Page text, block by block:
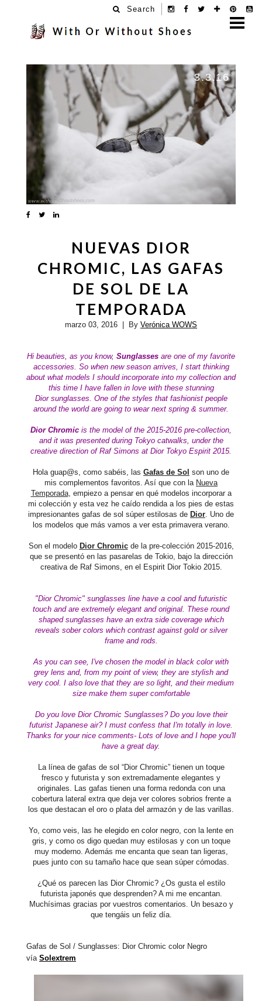
Search
3.3.16
NUEVAS DIOR
CHROMIC, LAS GAFAS
DE SOL DE LA
TEMPORADA
marzo 03, 2016 | By Verónica WOWS
Hi beauties, as you know, Sunglasses are one of my favorite
accessories. So when new season arrives, I start thinking
about what models I should incorporate into my collection and
this time I have fallen in love with these stunning
Dior sunglasses. One of the styles that fashionist people
around the world are going to wear next spring & summer.
Dior Chromic is the model of the 2015-2016 pre-collection,
and it was presented during Tokyo catwalks, under the
creative direction of Raf Simons at Dior Tokyo Espirit 2015.
Hola guap@s, como sabéis, las Gafas de Sol son uno de
mis complementos favoritos. Así que con la Nueva
Temporada, empiezo a pensar en qué modelos incorporar a
mi colección y esta vez he caído rendida a los pies de estas
impresionantes gafas de sol súper estilosas de Dior . Uno de
los modelos que más vamos a ver esta primavera verano.
Son el modelo Dior Chromicde la pre-colección 2015-2016,
que se presentó en las pasarelas de Tokio, bajo la dirección
creativa de Raf Simons, en el Espirit Dior Tokio 2015.
"Dior Chromic" sunglasses line have a cool and futuristic
touch and are extremely elegant and original. These round
shapedsunglasses have an extra side coverage which
reveals sober colors which contrast against gold or silver
frame and rods.
As you can see, I've chosen the model in black color with
grey lens and, from my point of view, they are stylish and
very cool. I also love that they are so light, and their medium
size make them super comfortable
Do you love Dior Chromic Sunglasses? Do you love their
futurist Japanese air? I must confess that I'm totally in love.
Thanks for your nice comments- Lots of love and I hope you'll
have a great day.
La línea de gafas de sol “Dior Chromic” tienen un toque
fresco y futurista y son extremadamente elegantes y
originales.
Las gafas tienen una forma redonda con una
cobertura lateral extra que deja ver colores sobrios frente a
los que destacan el oro o plata del armazón y de las varillas.
Yo, como veis, las he elegido en color negro, con la lente en
gris, y como os digo quedan muy estilosas y con un toque
muy moderno. Además me encanta que sean tan ligeras,
pues junto con su tamaño hace que sean súper cómodas.
¿Qué os parecen las Dior Chromic? ¿Os gusta el estilo
futurista japonés que desprenden? A mi me encantan.
Muchísimas gracias por vuestros comentarios. Un besazo y
que tengáis un feliz día.
Gafas de Sol / Sunglasses: Dior Chromic color Negro
vía Solextrem